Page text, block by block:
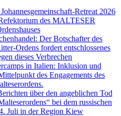
Retreat 2026
des MALTESER
Der Botschafter des
Ordens fordert entschlossenes
dieses Verbrechen
in Italien: Inklusion und
des Engagements des
über den angeblichen Tod
bei dem russischen
Juli in der Region Kiew